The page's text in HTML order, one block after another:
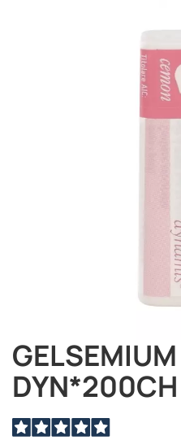
Vai
all'inizio
della
galleria
immagini